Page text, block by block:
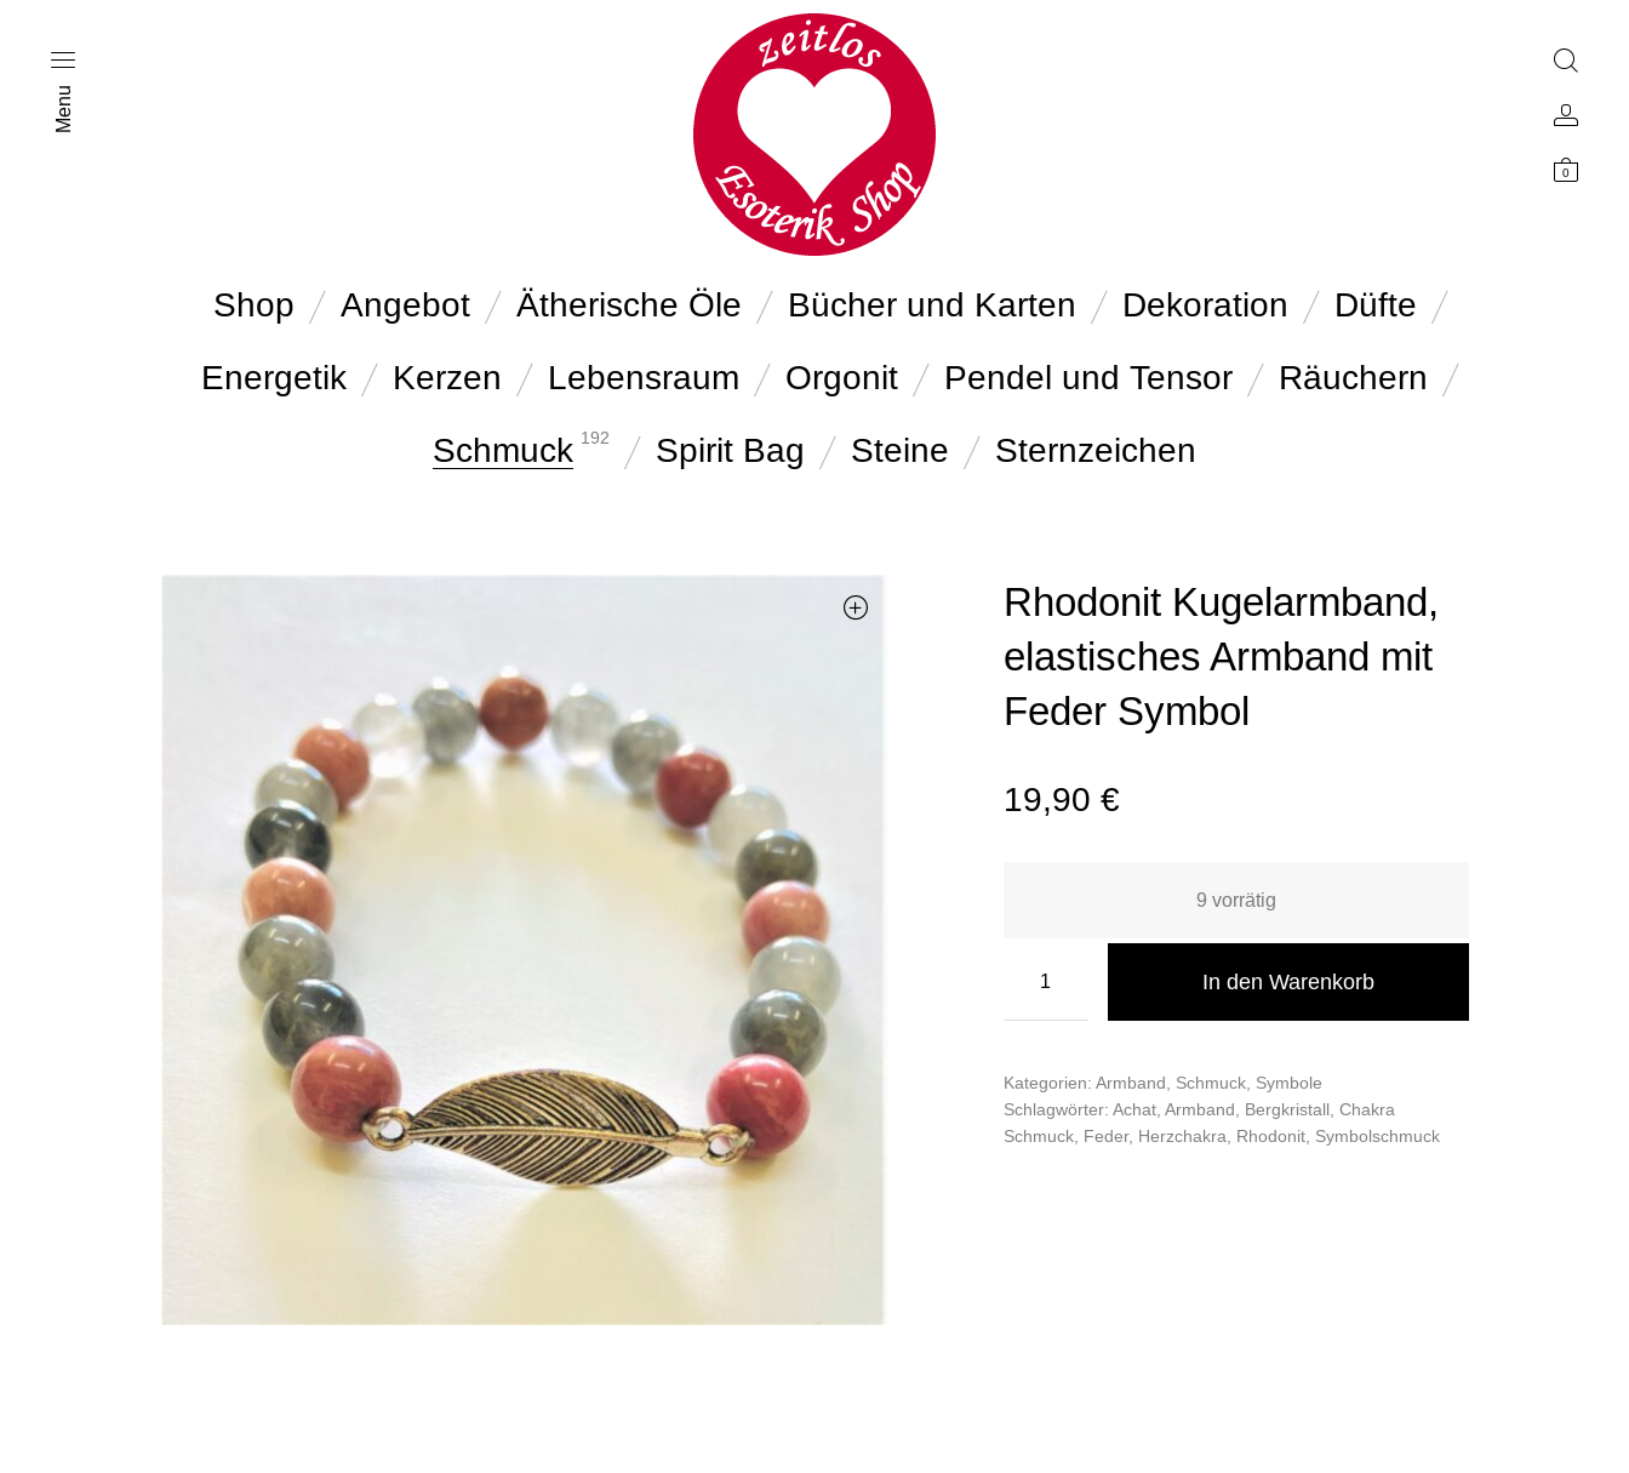
Menu
0
Shop Angebot Ätherische Öle Bücher und Karten Dekoration
Düfte
Energetik
Kerzen Lebensraum Orgonit Pendel und Tensor
Räuchern
Schmuck 192 Spirit Bag Steine Sternzeichen
Rhodonit Kugelarmband,
elastisches Armband mit
Feder Symbol
19,90 €
9 vorrätig
In den Warenkorb
Kategorien: Armband Schmuck, Symbole
Schlagwörter: Achat, Armband Bergkristall Chakra
Schmuck, Feder, Herzchakra Rhodonit, Symbolschmuck